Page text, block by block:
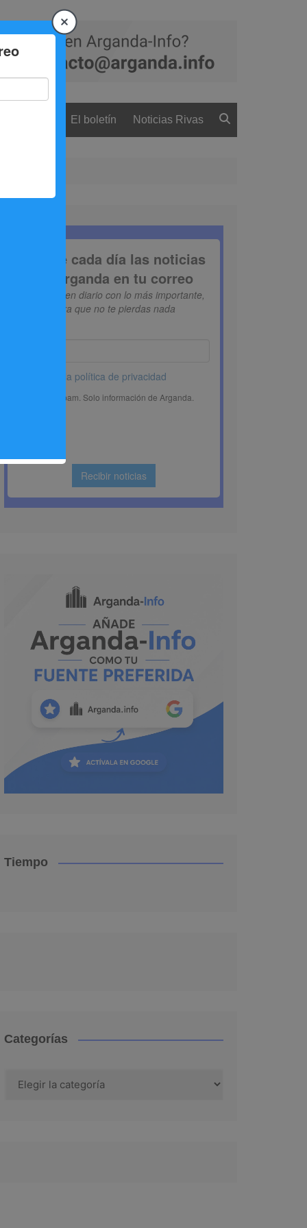
El boletín Noticias Rivas
Tiempo
Categorías